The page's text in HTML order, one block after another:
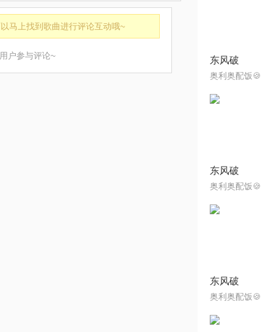
以马上找到歌曲进行评论互动哦~
户参与评论~ 东风破
奥利奥配饭🍪
东风破
奥利奥配饭🍪
东风破
奥利奥配饭🍪